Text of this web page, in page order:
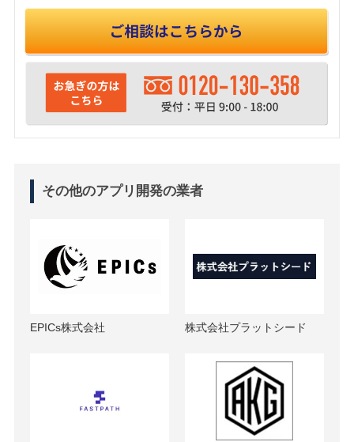
その他のアプリ開発の業者
EPICs株式会社 株式会社プラットシード